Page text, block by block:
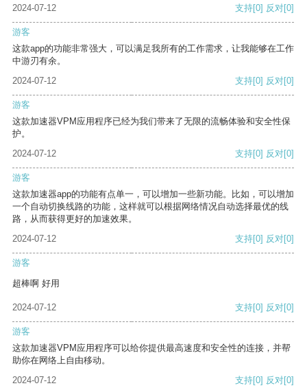
2024-07-12
支持[0] 反对[0]
游客
这款app的功能非常强大，可以满足我所有的工作需求，让我能够在工作
中游刃有余。
2024-07-12
支持[0] 反对[0]
游客
这款加速器VPM应用程序已经为我们带来了无限的流畅体验和安全性保
护。
2024-07-12
支持[0] 反对[0]
游客
这款加速器app的功能有点单一，可以增加一些新功能。比如，可以增加
一个自动切换线路的功能，这样就可以根据网络情况自动选择最优的线
路，从而获得更好的加速效果。
2024-07-12
支持[0] 反对[0]
游客
超棒啊 好用
2024-07-12 支持[0] 反对[0]
游客
这款加速器VPM应用程序可以给你提供最高速度和安全性的连接，并帮
助你在网络上自由移动。
2024-07-12
支持[0] 反对[0]